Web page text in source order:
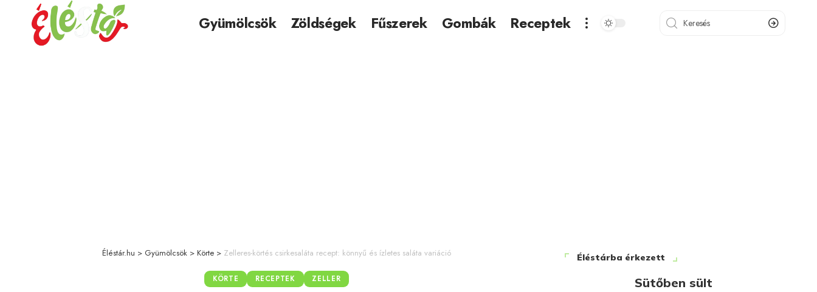
Gyümölcsök Zöldségek Fűszerek Gombák Receptek
Éléstár.hu > Gyümölcsök > Körte > Zelleres-körtés csirkesaláta recept: könnyű és ízletes saláta variáció
KÖRTE RECEPTEK ZELLER
Éléstárba érkezett
Sütőben sült